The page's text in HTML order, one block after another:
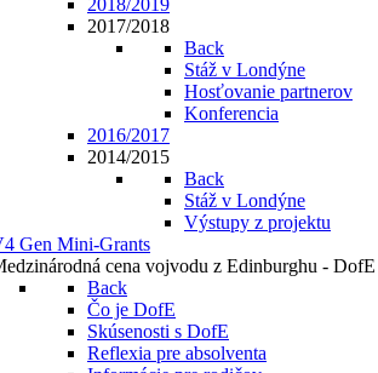
2018/2019
2017/2018
Back
Stáž v Londýne
Hosťovanie partnerov
Konferencia
2016/2017
2014/2015
Back
Stáž v Londýne
Výstupy z projektu
Gen Mini-Grants
cena vojvodu z Edinburghu - DofE
Back
Čo je DofE
Skúsenosti s DofE
Reflexia pre absolventa